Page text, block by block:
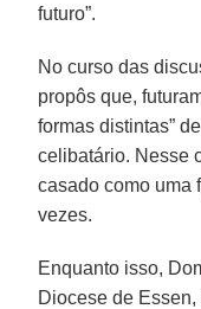
futuro”.
No curso das
propôs que,
formas distintas”
celibatário. Nesse
casado como uma
vezes.
Enquanto isso,
Diocese de